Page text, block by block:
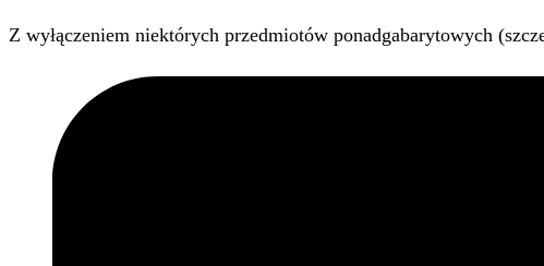
Z wyłączeniem niektórych przedmiotów ponadgabarytowych